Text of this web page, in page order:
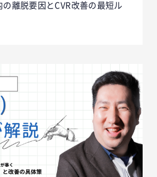
離脱要因とCVR改善の最短ル